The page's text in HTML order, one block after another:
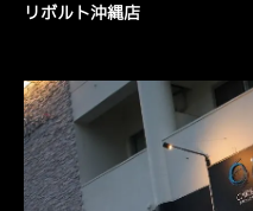
リボルト沖縄店